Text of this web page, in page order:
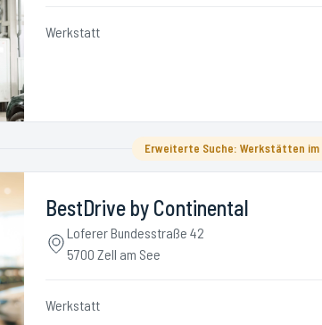
Werkstatt
Erweiterte Suche: Werkstätten im
BestDrive by Continental
Loferer Bundesstraße 42
5700 Zell am See
Werkstatt